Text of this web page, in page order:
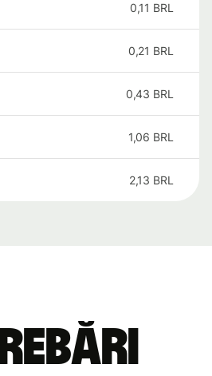
0,11 BRL
0,21 BRL
0,43 BRL
1,06 BRL
2,13 BRL